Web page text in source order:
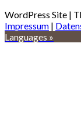
WordPress Site |
Impressum |
Languages »